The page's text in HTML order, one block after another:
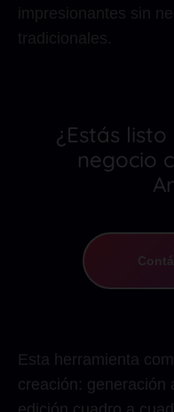
impresionantes sin
tradicionales.
¿Estás
negocio
Esta herramienta
creación: generación